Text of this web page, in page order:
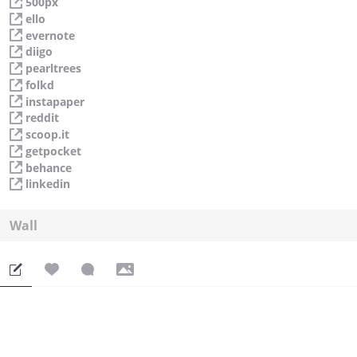
https://mayphatdienvogia.com/may-phat-dien-xoay-chieu/
ello
evernote
diigo
pearltrees
folkd
instapaper
reddit
scoop.it
getpocket
behance
linkedin
Wall